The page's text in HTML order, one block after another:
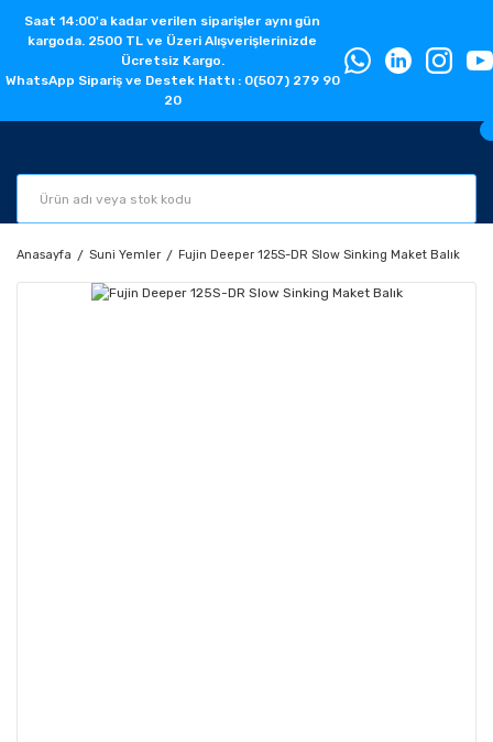
Saat 14:00'a kadar verilen siparişler aynı gün
kargoda. 2500 TL ve Üzeri Alışverişlerinizde
Ücretsiz Kargo.
WhatsApp Sipariş ve Destek Hattı : 0(507) 279 90
20
Anasayfa Suni Yemler Fujin Deeper 125S-DR Slow Sinking Maket Balık